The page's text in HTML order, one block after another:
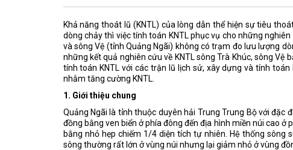
Khả năng thoát lũ (KNTL) của lòng dẫn thể hiện sự tiêu
dòng chảy thì việc tính toán KNTL phục vụ cho những
và sông Vệ (tỉnh Quảng Ngãi) không có trạm đo lưu lượng
những kết quả nghiên cứu về KNTL sông Trà Khúc, sông
tính toán KNTL với các trận lũ lịch sử, xây dựng và tính
nhằm tăng cường KNTL.
1. Giới thiệu chung
Quảng Ngãi là tỉnh thuộc duyên hải Trung Trung Bộ với đặc
đồng bằng ven biển ở phía đông đến địa hình miền núi cao
bằng nhỏ hẹp chiếm 1/4 diện tích tự nhiên. Hệ thống
sông thường rất lớn ở vùng núi nhưng lại giảm nhỏ ở vùng